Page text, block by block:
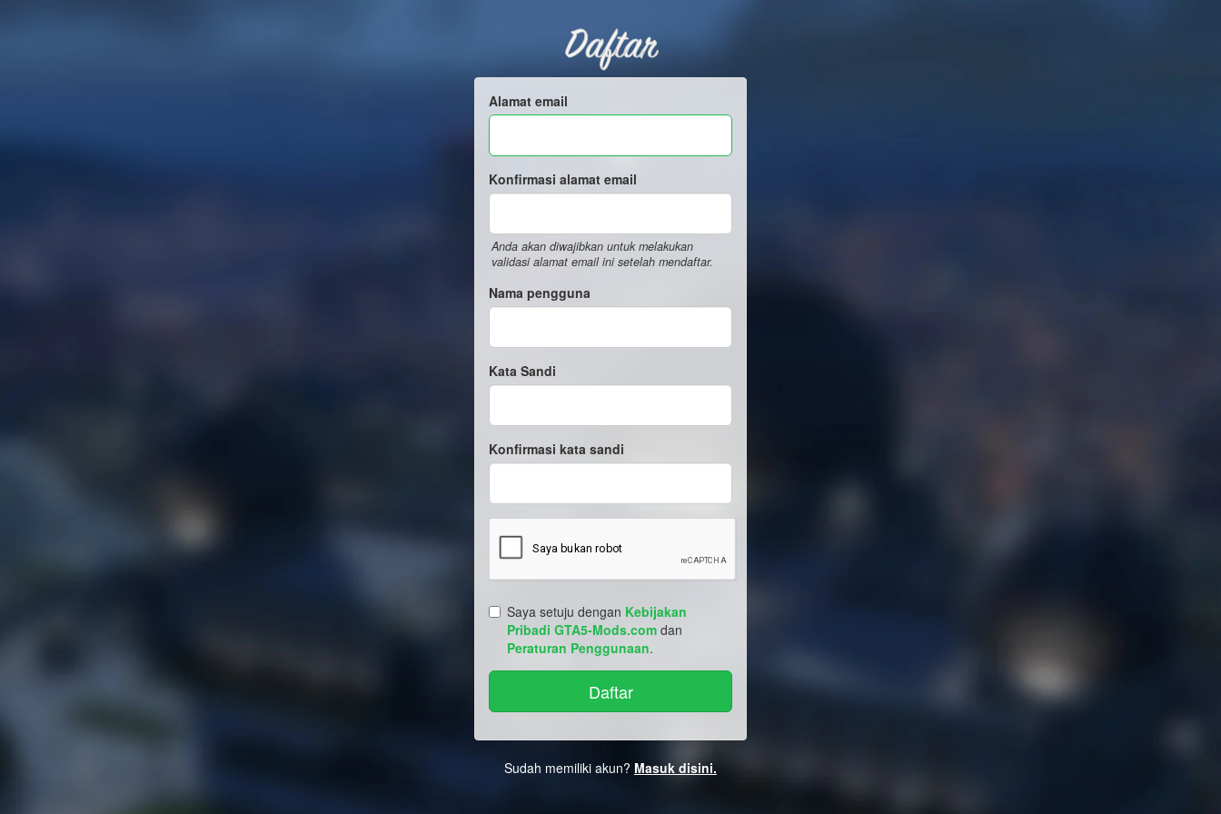
Daftar
Alamat email
Konfirmasi alamat email
Anda akan diwajibkan untuk melakukan
validasi alamat email ini setelah mendaftar.
Nama pengguna
Kata Sandi
Konfirmasi kata sandi
Saya setuju dengan Kebijakan
Pribadi GTA5-Mods.com dan
Peraturan Penggunaan.
Sudah memiliki akun? Masuk disini.